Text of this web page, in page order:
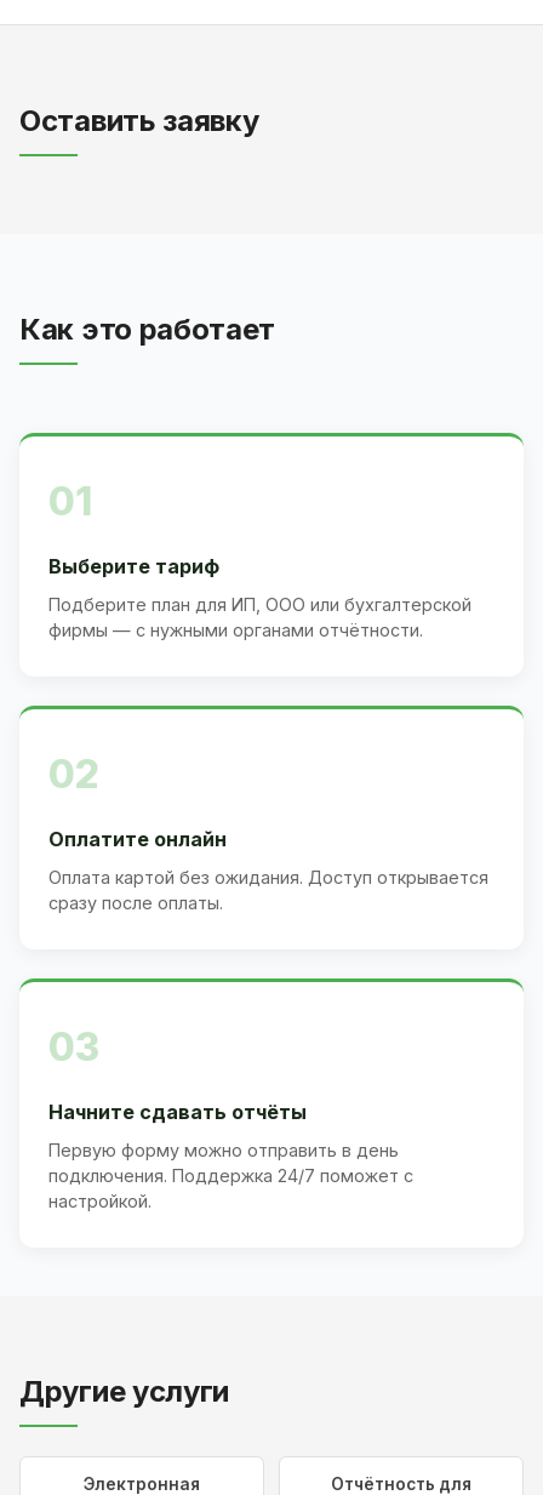
Оставить заявку
Как это работает
01
Выберите тариф
Подберите план для ИП, ООО или бухгалтерской
фирмы — с нужными органами отчётности.
02
Оплатите онлайн
Оплата картой без ожидания. Доступ открывается
сразу после оплаты.
03
Начните сдавать отчёты
Первую форму можно отправить в день
подключения. Поддержка 24/7 поможет с
настройкой.
Другие услуги
Электронная
Отчётность для